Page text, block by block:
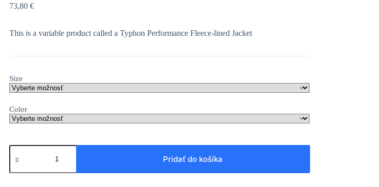
73,80 €
This is a variable product called a Typhon Performance Fleece-lined Jacket
Size
Color
množstvo
Typhon
Fleece-
Pridať do košíka